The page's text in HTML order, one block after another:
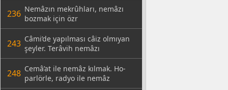
236 Nemâzın mekrûhları, nemâzı
bozmak için özr
243 Câmi’de yapılması câiz olmıyan
şeyler. Terâvih nemâzı
248 Cemâ’at ile nemâz kılmak. Ho-
parlörle, radyo ile nemâz